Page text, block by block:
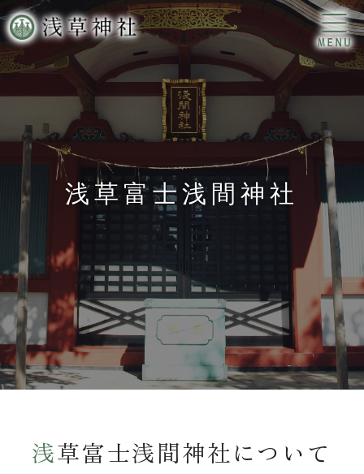
浅草富士浅間神社
浅草富士浅間神社について